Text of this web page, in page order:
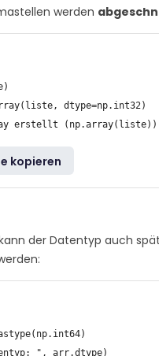
werden
dtype=np.int32)
kopieren
der Datentyp auch